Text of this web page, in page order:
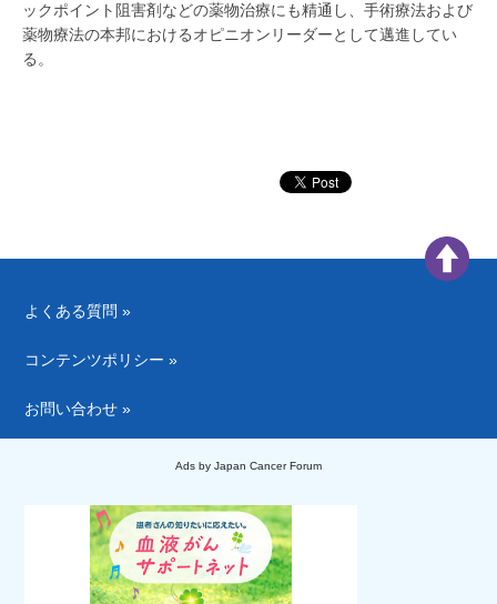
ックポイント阻害剤などの薬物治療にも精通し、手術療法および
薬物療法の本邦におけるオピニオンリーダーとして邁進してい
る。
よくある質問 »
コンテンツポリシー »
お問い合わせ »
Ads by Japan Cancer Forum